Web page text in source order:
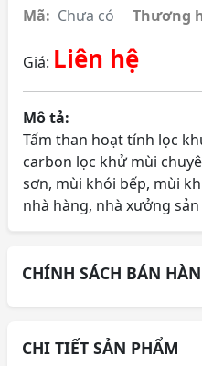
Mã: Chưa có Thương
Giá: Liên hệ
Mô tả:
Tấm than hoạt tính lọc
carbon lọc khử mùi
sơn, mùi khói bếp, mùi
nhà hàng, nhà xưởng
CHÍNH SÁCH BÁN
CHI TIẾT SẢN PHẨM